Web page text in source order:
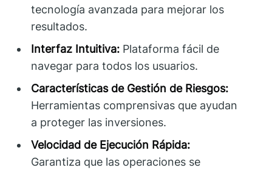
tecnología avanzada para mejorar los
resultados.
Interfaz Intuitiva: Plataforma fácil de
navegar para todos los usuarios.
Características de Gestión de Riesgos:
Herramientas comprensivas que ayudan
a proteger las inversiones.
Velocidad de Ejecución Rápida:
Garantiza que las operaciones se